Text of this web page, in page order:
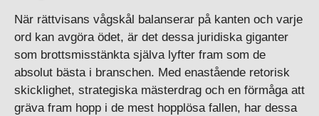
När rättvisans vågskål balanserar på kanten och varje
ord kan avgöra ödet, är det dessa juridiska giganter
som brottsmisstänkta själva lyfter fram som de
absolut bästa i branschen. Med enastående retorisk
skicklighet, strategiska mästerdrag och en förmåga att
gräva fram hopp i de mest hopplösa fallen, har dessa